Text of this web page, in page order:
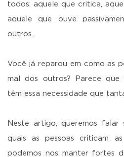
todos: aquele que critica,
aquele que ouve
outros.
Você já reparou em como as
mal dos outros? Parece que
têm essa necessidade que
Neste artigo, queremos falar
quais as pessoas criticam
podemos nos manter fortes